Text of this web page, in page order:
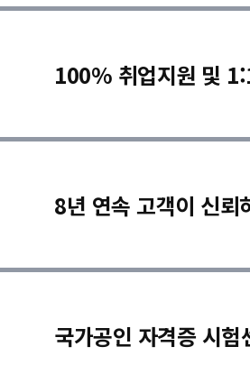
100% 취업지원 및
8년 연속 고객이 신뢰
국가공인 자격증 시험